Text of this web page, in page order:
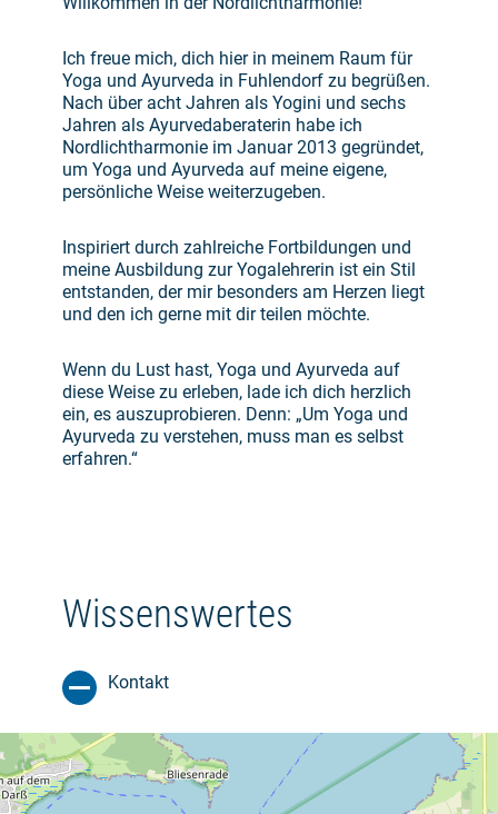
Ich freue mich, dich hier in meinem Raum für
Yoga und Ayurveda in Fuhlendorf zu begrüßen.
Nach über acht Jahren als Yogini und sechs
Jahren als Ayurvedaberaterin habe ich
Nordlichtharmonie im Januar 2013 gegründet,
um Yoga und Ayurveda auf meine eigene,
persönliche Weise weiterzugeben.
Inspiriert durch zahlreiche Fortbildungen und
meine Ausbildung zur Yogalehrerin ist ein Stil
entstanden, der mir besonders am Herzen liegt
und den ich gerne mit dir teilen möchte.
Wenn du Lust hast, Yoga und Ayurveda auf
diese Weise zu erleben, lade ich dich herzlich
ein, es auszuprobieren. Denn: „Um Yoga und
Ayurveda zu verstehen, muss man es selbst
erfahren.“
Wissenswertes
Kontakt